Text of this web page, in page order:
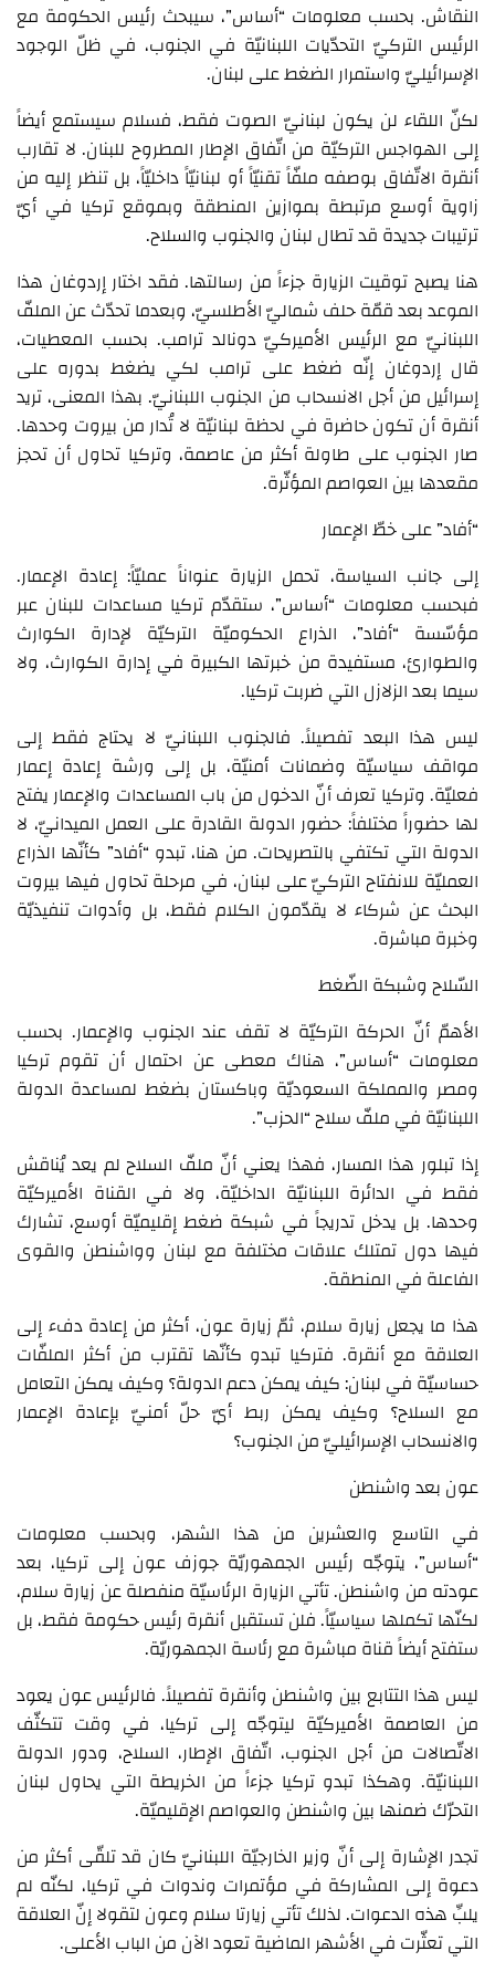
النقاش. بحسب معلومات “أساس”، سيبحث رئيس الحكومة مع
الرئيس التركيّ التحدّيات اللبنانيّة في الجنوب، في ظلّ الوجود
الإسرائيليّ واستمرار الضغط على لبنان.
لكنّ اللقاء لن يكون لبنانيّ الصوت فقط، فسلام سيستمع أيضاً
إلى الهواجس التركيّة من اتّفاق الإطار المطروح للبنان. لا تقارب
أنقرة الاتّفاق بوصفه ملفّاً تقنيّاً أو لبنانيّاً داخليّاً، بل تنظر إليه من
زاوية أوسع مرتبطة بموازين المنطقة وبموقع تركيا في أيّ
ترتيبات جديدة قد تطال لبنان والجنوب والسلاح.
هنا يصبح توقيت الزيارة جزءاً من رسالتها. فقد اختار إردوغان هذا
الموعد بعد قمّة حلف شماليّ الأطلسيّ، وبعدما تحدّث عن الملفّ
اللبنانيّ مع الرئيس الأميركيّ دونالد ترامب. بحسب المعطيات،
قال إردوغان إنّه ضغط على ترامب لكي يضغط بدوره على
إسرائيل من أجل الانسحاب من الجنوب اللبنانيّ. بهذا المعنى، تريد
أنقرة أن تكون حاضرة في لحظة لبنانيّة لا تُدار من بيروت وحدها.
صار الجنوب على طاولة أكثر من عاصمة، وتركيا تحاول أن تحجز
مقعدها بين العواصم المؤثّرة.
“أفاد” على خطّ الإعمار
إلى جانب السياسة، تحمل الزيارة عنواناً عمليّاً: إعادة الإعمار.
فبحسب معلومات “أساس”، ستقدّم تركيا مساعدات للبنان عبر
مؤسّسة “أفاد”، الذراع الحكوميّة التركيّة لإدارة الكوارث
والطوارئ، مستفيدة من خبرتها الكبيرة في إدارة الكوارث، ولا
سيما بعد الزلازل التي ضربت تركيا.
ليس هذا البعد تفصيلاً. فالجنوب اللبنانيّ لا يحتاج فقط إلى
مواقف سياسيّة وضمانات أمنيّة، بل إلى ورشة إعادة إعمار
فعليّة. وتركيا تعرف أنّ الدخول من باب المساعدات والإعمار يفتح
لها حضوراً مختلفاً: حضور الدولة القادرة على العمل الميدانيّ، لا
الدولة التي تكتفي بالتصريحات. من هنا، تبدو “أفاد” كأنّها الذراع
العمليّة للانفتاح التركيّ على لبنان، في مرحلة تحاول فيها بيروت
البحث عن شركاء لا يقدّمون الكلام فقط، بل وأدوات تنفيذيّة
وخبرة مباشرة.
السّلاح وشبكة الضّغط
الأهمّ أنّ الحركة التركيّة لا تقف عند الجنوب والإعمار. بحسب
معلومات “أساس”، هناك معطى عن احتمال أن تقوم تركيا
ومصر والمملكة السعوديّة وباكستان بضغط لمساعدة الدولة
اللبنانيّة في ملفّ سلاح “الحزب”.
إذا تبلور هذا المسار، فهذا يعني أنّ ملفّ السلاح لم يعد يُناقش
فقط في الدائرة اللبنانيّة الداخليّة، ولا في القناة الأميركيّة
وحدها. بل يدخل تدريجاً في شبكة ضغط إقليميّة أوسع، تشارك
فيها دول تمتلك علاقات مختلفة مع لبنان وواشنطن والقوى
الفاعلة في المنطقة.
هذا ما يجعل زيارة سلام، ثمّ زيارة عون، أكثر من إعادة دفء إلى
العلاقة مع أنقرة. فتركيا تبدو كأنّها تقترب من أكثر الملفّات
حساسيّة في لبنان: كيف يمكن دعم الدولة؟ وكيف يمكن التعامل
مع السلاح؟ وكيف يمكن ربط أيّ حلّ أمنيّ بإعادة الإعمار
والانسحاب الإسرائيليّ من الجنوب؟
عون بعد واشنطن
في التاسع والعشرين من هذا الشهر، وبحسب معلومات
“أساس”، يتوجّه رئيس الجمهوريّة جوزف عون إلى تركيا، بعد
عودته من واشنطن. تأتي الزيارة الرئاسيّة منفصلة عن زيارة سلام،
لكنّها تكملها سياسيّاً. فلن تستقبل أنقرة رئيس حكومة فقط، بل
ستفتح أيضاً قناة مباشرة مع رئاسة الجمهوريّة.
ليس هذا التتابع بين واشنطن وأنقرة تفصيلاً. فالرئيس عون يعود
من العاصمة الأميركيّة ليتوجّه إلى تركيا، في وقت تتكثّف
الاتّصالات من أجل الجنوب، اتّفاق الإطار، السلاح، ودور الدولة
اللبنانيّة. وهكذا تبدو تركيا جزءاً من الخريطة التي يحاول لبنان
التحرّك ضمنها بين واشنطن والعواصم الإقليميّة.
تجدر الإشارة إلى أنّ وزير الخارجيّة اللبنانيّ كان قد تلقّى أكثر من
دعوة إلى المشاركة في مؤتمرات وندوات في تركيا، لكنّه لم
يلبِّ هذه الدعوات. لذلك تأتي زيارتا سلام وعون لتقولا إنّ العلاقة
التي تعثّرت في الأشهر الماضية تعود الآن من الباب الأعلى.